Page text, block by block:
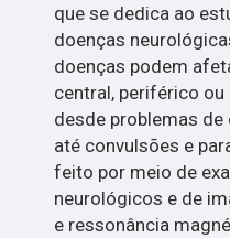
que se dedica ao
doenças
doenças podem
central, periférico
desde problemas
até convulsões e
feito por meio de
neurológicos e de
e ressonância